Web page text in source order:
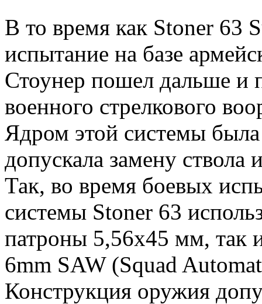
В то время как Stoner 63
испытание на базе
Стоунер пошел дальше и
военного стрелкового
Ядром этой системы была
допускала замену ствола
Так, во время боевых
системы Stoner 63
патроны 5,56х45 мм, так
6mm SAW (Squad
Конструкция оружия